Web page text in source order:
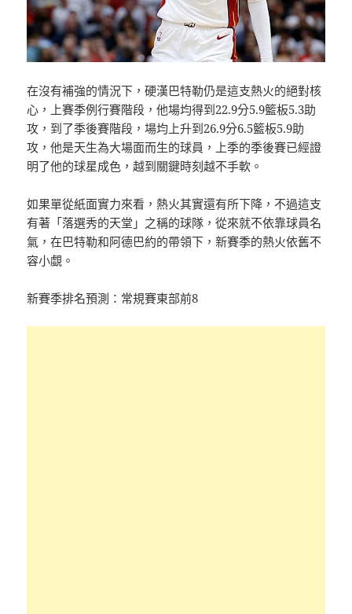
在沒有補強的情況下，硬漢巴特勒仍是這支熱火的絕對核
心，上賽季例行賽階段，他場均得到22.9分5.9籃板5.3助
攻，到了季後賽階段，場均上升到26.9分6.5籃板5.9助
攻，他是天生為大場面而生的球員，上季的季後賽已經證
明了他的球星成色，越到關鍵時刻越不手軟。
如果單從紙面實力來看，熱火其實還有所下降，不過這支
有著「落選秀的天堂」之稱的球隊，從來就不依靠球員名
氣，在巴特勒和阿德巴約的帶領下，新賽季的熱火依舊不
容小覷。
新賽季排名預測：常規賽東部前8